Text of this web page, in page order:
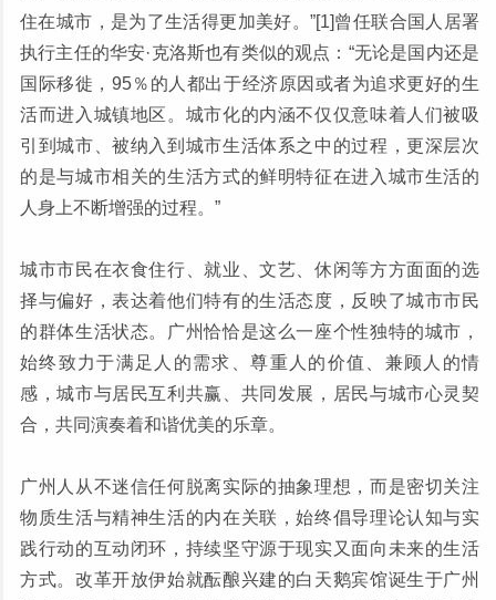
住在城市，是为了生活得更加美好。”[1]曾任联合国人居署
执行主任的华安·克洛斯也有类似的观点：“无论是国内还是
国际移徙，95％的人都出于经济原因或者为追求更好的生
活而进入城镇地区。城市化的内涵不仅仅意味着人们被吸
引到城市、被纳入到城市生活体系之中的过程，更深层次
的是与城市相关的生活方式的鲜明特征在进入城市生活的
人身上不断增强的过程。”
城市市民在衣食住行、就业、文艺、休闲等方方面面的选
择与偏好，表达着他们特有的生活态度，反映了城市市民
的群体生活状态。广州恰恰是这么一座个性独特的城市，
始终致力于满足人的需求、尊重人的价值、兼顾人的情
感，城市与居民互利共赢、共同发展，居民与城市心灵契
合，共同演奏着和谐优美的乐章。
广州人从不迷信任何脱离实际的抽象理想，而是密切关注
物质生活与精神生活的内在关联，始终倡导理论认知与实
践行动的互动闭环，持续坚守源于现实又面向未来的生活
方式。改革开放伊始就酝酿兴建的白天鹅宾馆诞生于广州